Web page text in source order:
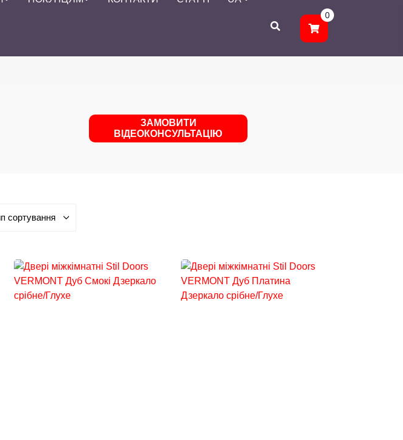
0
ЗАМОВИТИ
ВІДЕОКОНСУЛЬТАЦІЮ